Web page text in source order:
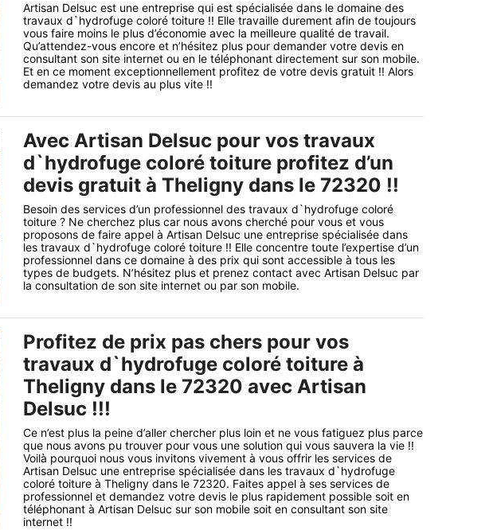
Artisan Delsuc est une entreprise qui est spécialisée dans le domaine des
travaux d`hydrofuge coloré toiture !! Elle travaille durement afin de toujours
vous faire moins le plus d’économie avec la meilleure qualité de travail.
Qu’attendez-vous encore et n’hésitez plus pour demander votre devis en
consultant son site internet ou en le téléphonant directement sur son mobile.
Et en ce moment exceptionnellement profitez de votre devis gratuit !! Alors
demandez votre devis au plus vite !!
Avec Artisan Delsuc pour vos travaux
d`hydrofuge coloré toiture profitez d’un
devis gratuit à Theligny dans le 72320 !!
Besoin des services d’un professionnel des travaux d`hydrofuge coloré
toiture ? Ne cherchez plus car nous avons cherché pour vous et vous
proposons de faire appel à Artisan Delsuc une entreprise spécialisée dans
les travaux d`hydrofuge coloré toiture !! Elle concentre toute l’expertise d’un
professionnel dans ce domaine à des prix qui sont accessible à tous les
types de budgets. N’hésitez plus et prenez contact avec Artisan Delsuc par
la consultation de son site internet ou par son mobile.
Profitez de prix pas chers pour vos
travaux d`hydrofuge coloré toiture à
Theligny dans le 72320 avec Artisan
Delsuc !!!
Ce n’est plus la peine d’aller chercher plus loin et ne vous fatiguez plus parce
que nous avons pu trouver pour vous une solution qui vous sauvera la vie !!
Voilà pourquoi nous vous invitons vivement à vous offrir les services de
Artisan Delsuc une entreprise spécialisée dans les travaux d`hydrofuge
coloré toiture à Theligny dans le 72320. Faites appel à ses services de
professionnel et demandez votre devis le plus rapidement possible soit en
téléphonant à Artisan Delsuc sur son mobile soit en consultant son site
internet !!